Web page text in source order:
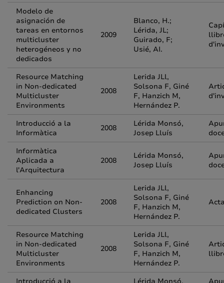
Modelo de
asignación de
tareas en entornos
multicluster
heterogéneos y no
dedicados
2009
Blanco, H.;
Lérida, JL;
Guirado, F;
Usié, AI.
Resource Matching
in Non-dedicated
Multicluster
Environments
2008
Lerida JLl,
Solsona F, Giné
F, Hanzich M,
Hernández P.
Introducció a la
Informàtica
2008
Lérida Monsó,
Josep Lluís
Informàtica
Aplicada a
l'Arquitectura
2008
Lérida Monsó,
Josep Lluís
Enhancing
Prediction on Non-
dedicated Clusters
2008
Lerida JLl,
Solsona F, Giné
F, Hanzich M,
Hernández P.
Resource Matching
in Non-dedicated
Multicluster
Environments
2008
Lerida JLl,
Solsona F, Giné
F, Hanzich M,
Hernández P.